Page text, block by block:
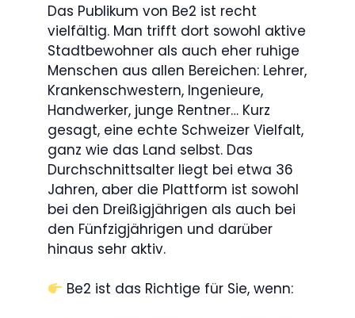
Das Publikum von Be2 ist recht
vielfältig. Man trifft dort sowohl aktive
Stadtbewohner als auch eher ruhige
Menschen aus allen Bereichen: Lehrer,
Krankenschwestern, Ingenieure,
Handwerker, junge Rentner… Kurz
gesagt, eine echte Schweizer Vielfalt,
ganz wie das Land selbst. Das
Durchschnittsalter liegt bei etwa 36
Jahren, aber die Plattform ist sowohl
bei den Dreißigjährigen als auch bei
den Fünfzigjährigen und darüber
hinaus sehr aktiv.
Be2 ist das Richtige für Sie, wenn: